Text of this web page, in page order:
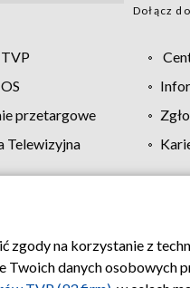
Dołącz
przetargowe
Telewizyjna
Polityka prywatności
na korzystanie z
danych osobowych